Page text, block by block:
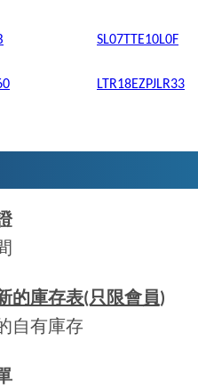
SL07TTE10L0F
LTR18EZPJLR33
的庫存表(只限會員)
自有庫存